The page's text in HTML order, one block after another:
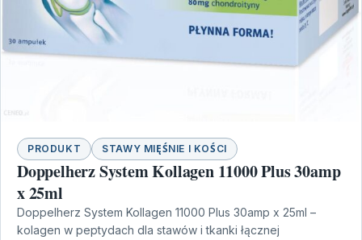
PRODUKT STAWY MIĘŚNIE I KOŚCI
Doppelherz System Kollagen 11000 Plus 30amp
x 25ml
Doppelherz System Kollagen 11000 Plus 30amp x 25ml –
kolagen w peptydach dla stawów i tkanki łącznej